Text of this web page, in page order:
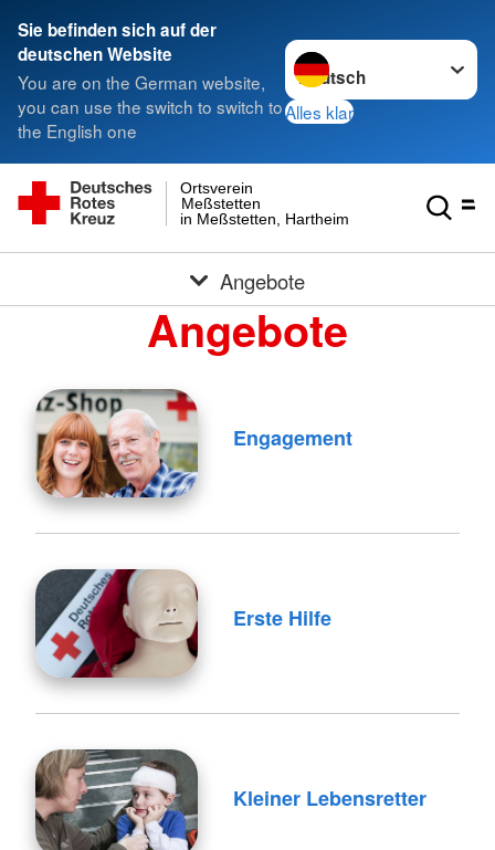
Sie befinden sich auf der
deutschen Website
You are on the German website,
you can use the switch to switch to
the English one
Sprache wechseln zu
Alles klar
in Meßstetten, Hartheim und Heinstetten
Meßstetten
Ortsverein
Angebote
Angebote
Engagement
Erste Hilfe
Kleiner Lebensretter